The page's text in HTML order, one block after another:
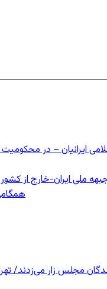
ایرانیان – در
ملی ایران-خارج از
تهران در آتش؛ ۳۰ تیر ۱۳۳۱ میدان